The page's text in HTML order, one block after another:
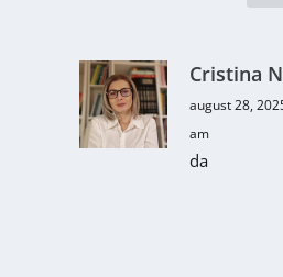
Cristina
august 28,
am
da